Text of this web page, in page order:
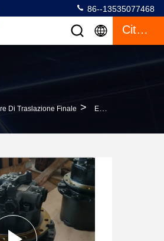
86--13535077468
Citazione
Di Traslazione Finale > Escavatore Finale Parts Del Motore EX60URG Di Viaggio Dell'azionamento Di Hitachi EX60-1 EX60-2 EX60-3